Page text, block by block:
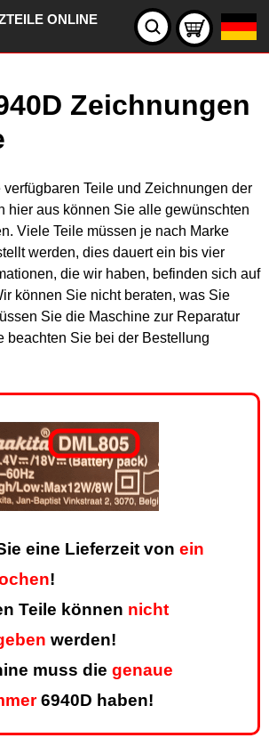
ONLINE
Zeichnungen
Teile und Zeichnungen der
hier aus können Sie alle gewünschten
Viele Teile müssen je nach Marke
werden, dies dauert ein bis vier
die wir haben, befinden sich auf
können Sie nicht beraten, was Sie
Sie die Maschine zur Reparatur
beachten Sie bei der Bestellung
eine Lieferzeit von ein
!
Teile können nicht
werden!
muss die genaue
6940D haben!